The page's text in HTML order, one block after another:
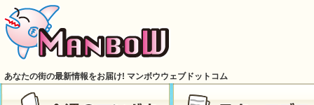
あなたの街の最新情報をお届け! マンボウウェブドットコム